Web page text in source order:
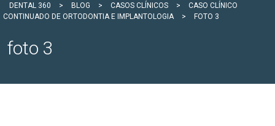
DENTAL 360 > BLOG > CASOS CLÍNICOS >
CASO CLÍNICO
CONTINUADO DE ORTODONTIA E IMPLANTOLOGIA
> FOTO 3
foto 3